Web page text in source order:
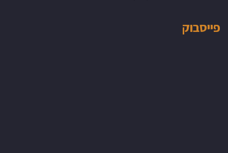
פייסבוק